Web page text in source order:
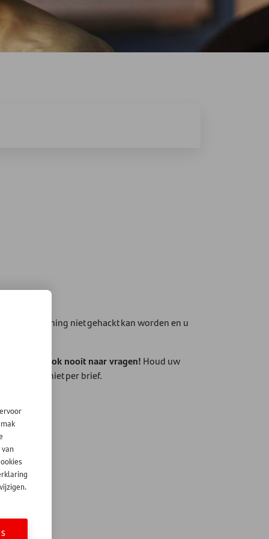
Mijn Rekening niet gehackt kan worden en u
zullen er ook nooit naar vragen! Houd uw
e-mail en niet per brief.